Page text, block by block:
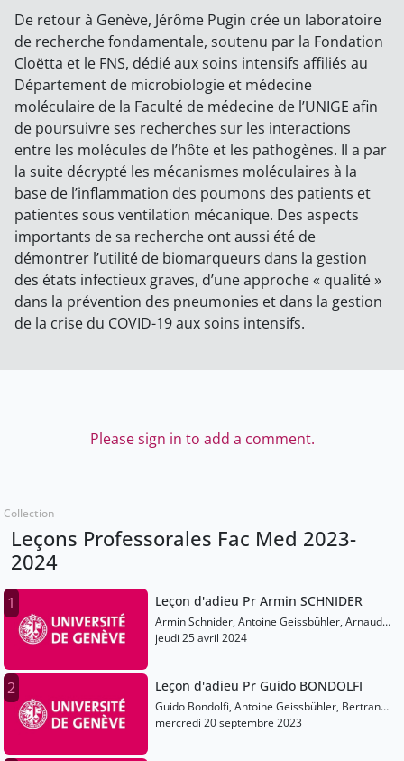
De retour à Genève, Jérôme Pugin crée un laboratoire
de recherche fondamentale, soutenu par la Fondation
Cloëtta et le FNS, dédié aux soins intensifs affiliés au
Département de microbiologie et médecine
moléculaire de la Faculté de médecine de l’UNIGE afin
de poursuivre ses recherches sur les interactions
entre les molécules de l’hôte et les pathogènes. Il a par
la suite décrypté les mécanismes moléculaires à la
base de l’inflammation des poumons des patients et
patientes sous ventilation mécanique. Des aspects
importants de sa recherche ont aussi été de
démontrer l’utilité de biomarqueurs dans la gestion
des états infectieux graves, d’une approche « qualité »
dans la prévention des pneumonies et dans la gestion
de la crise du COVID-19 aux soins intensifs.
Please sign in to add a comment.
Collection
Leçons Professorales Fac Med 2023-
2024
1 Leçon d'adieu Pr Armin SCHNIDER
Armin Schnider, Antoine Geissbühler, Arnaud
Perrier
jeudi 25 avril 2024
2 Leçon d'adieu Pr Guido BONDOLFI
Guido Bondolfi, Antoine Geissbühler, Bertrand
Levrat
mercredi 20 septembre 2023